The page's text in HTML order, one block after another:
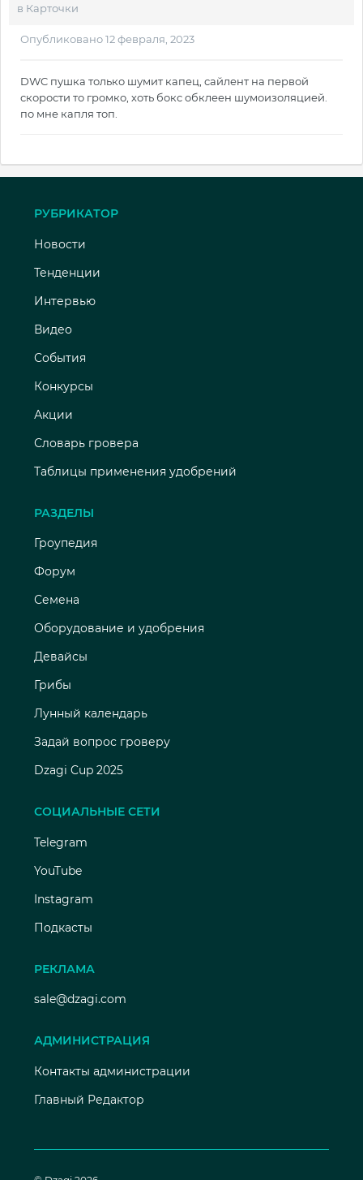
в Карточки
Опубликовано12 февраля, 2023
DWC пушка только шумит капец, сайлент на первой
скорости то громко, хоть бокс обклеен шумоизоляцией.
по мне капля топ.
РУБРИКАТОР
Новости
Тенденции
Интервью
Видео
События
Конкурсы
Акции
Словарь гровера
Таблицы применения удобрений
РАЗДЕЛЫ
Гроупедия
Форум
Семена
Оборудование и удобрения
Девайсы
Грибы
Лунный календарь
Задай вопрос гроверу
Dzagi Cup 2025
СОЦИАЛЬНЫЕ СЕТИ
Telegram
YouTube
Instagram
Подкасты
РЕКЛАМА
sale@dzagi.com
АДМИНИСТРАЦИЯ
Контакты администрации
Главный Редактор